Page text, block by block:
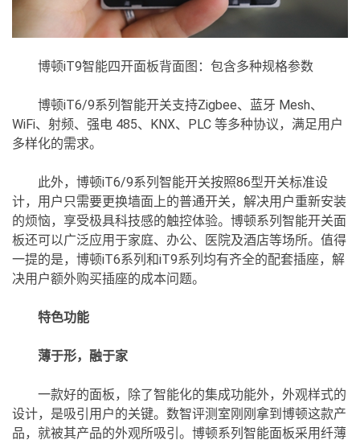
博顿iT9智能四开面板背面图：包含多种规格参数
博顿iT6/9系列智能开关支持Zigbee、蓝牙 Mesh、
WiFi、射频、强电 485、KNX、PLC 等多种协议，满足用户
多样化的需求。
此外，博顿iT6/9系列智能开关按照86型开关标准设
计，用户只需要更换墙面上的普通开关，解决用户重新安装
的烦恼，享受极具科技感的触控体验。博顿系列智能开关面
板还可以广泛应用于家庭、办公、医院及酒店等场所。值得
一提的是，博顿iT6系列和iT9系列均有齐全的配套插座，解
决用户额外购买插座的成本问题。
特色功能
薄于形，融于家
一款好的面板，除了智能化的集成功能外，外观样式的
设计，是吸引用户的关键。数智评测室刚刚拿到博顿这款产
品，就被其产品的外观所吸引。博顿系列智能面板采用纤薄